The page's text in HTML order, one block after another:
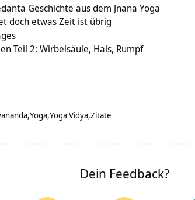
Geschichte aus dem Jnana Yoga
doch etwas Zeit ist übrig
Teil 2: Wirbelsäule, Hals, Rumpf
Yoga Yoga Vidya Zitate
Dein Feedback?